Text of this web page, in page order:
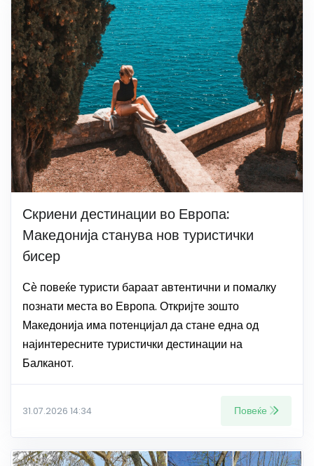
Скриени дестинации во Европа:
Македонија станува нов туристички
бисер
Сѐ повеќе туристи бараат автентични и помалку
познати места во Европа. Откријте зошто
Македонија има потенцијал да стане една од
најинтересните туристички дестинации на
Балканот.
31.07.2026 14:34 Повеќе